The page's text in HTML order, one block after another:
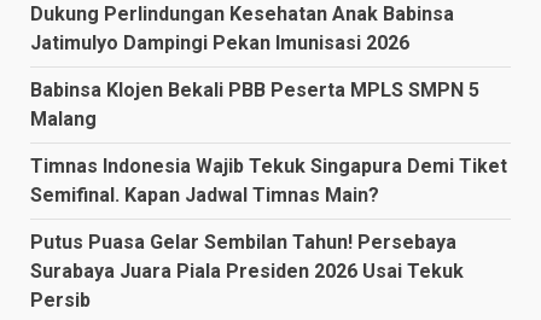
Dukung Perlindungan Kesehatan Anak Babinsa
Jatimulyo Dampingi Pekan Imunisasi 2026
Babinsa Klojen Bekali PBB Peserta MPLS SMPN 5
Malang
Timnas Indonesia Wajib Tekuk Singapura Demi Tiket
Semifinal. Kapan Jadwal Timnas Main?
Putus Puasa Gelar Sembilan Tahun! Persebaya
Surabaya Juara Piala Presiden 2026 Usai Tekuk
Persib